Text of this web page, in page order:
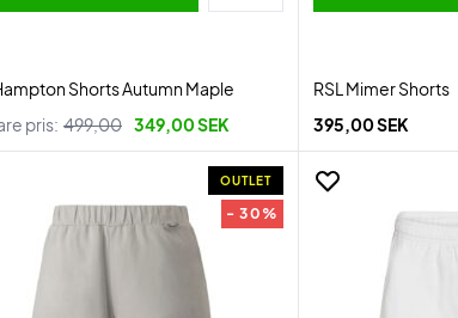
Shorts Autumn Maple
pris: 499,00 349,00 SEK
RSL Mimer Shorts
395,00 SEK
OUTLET
- 30%